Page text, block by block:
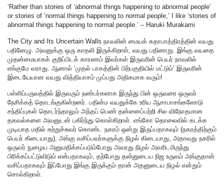
‘Rather than stories of ‘abnormal things happening to abnormal people’
or stories of ‘normal things happening to normal people,’ I like ‘stories of
abnormal things happening to normal people.’ – Haruki Murakami
The City and Its Uncertain Walls நாவலின் மையக் கதாபாத்திரத்தின் வயது
பதினேழு. அவனுக்கு ஒரு காதலி இருக்கிறாள், வயது பதினாறு. இங்கு வயதை
முதன்மையாகக் குறிப்பிடக் காரணம் இவர்கள் இருவரின் பெயர் நாவலில்
எங்குமே வராது. ஆனால் ‘முதல் பாகத்தின் பிற்பகுதியில் மட்டும்’ இருவரின்
இடையேயான வயது வித்தியாசம் முப்பது அதிகமாக வரும்!
பள்ளிப்பருவத்தில் இருவரும் நண்பர்களாக இருந்து பின் ஒருவரை ஒருவர்
நேசிக்கத் தொடங்குகின்றனர். பதின்ம வயதுக்கே உரிய ஆசாபாசங்களோடு
சந்திப்புகள் தொடர்ந்தாலும் அந்தப் பெண் தன்னைப்பற்றி சில விநோதமான
தகவல்களை அவனுடன் பகிர்ந்து கொள்கிறாள். எங்கோ தொலைவில் கடக்க
முடியாத மதில் சுற்றுச்சுவர் கொண்ட நகரம் ஒன்று இருப்பதாகவும் (நகரத்திற்கும்
பெயர் கிடையாது), அங்கு வசிப்பவர்களுக்கு நிழல் கிடையாது, அதாவது நகரில்
ஒருவர் நுழைய அனுமதிக்கப்படும்போது அவரது நிழல் அவரிடமிருந்து
பிரிக்கப்பட்டுவிடும் என்பதாகவும், தற்போது தன்னுடைய நிஜ உருவம் அங்குதான்
வசிப்பதாகவும் இப்போது இங்கு இருக்கும் தான் அதனுடைய நிழல் என்றும்
சொல்கிறாள்.